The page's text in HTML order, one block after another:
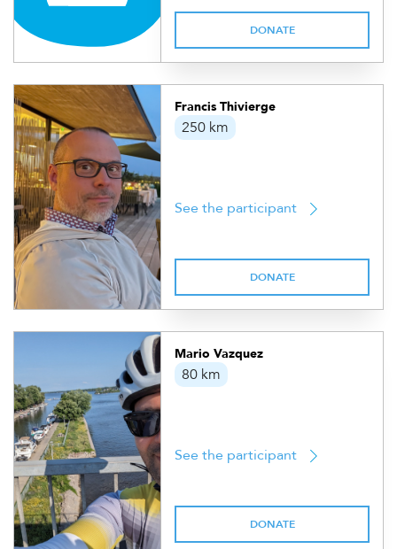
DONATE
Francis Thivierge
250 km
See the participant
DONATE
Mario Vazquez
80 km
See the participant
DONATE